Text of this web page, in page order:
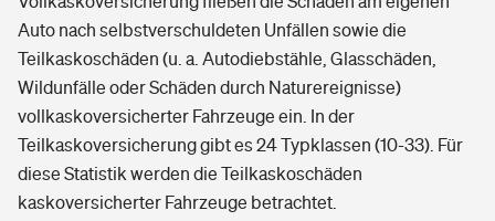
Auto nach selbstverschuldeten Unfällen sowie die
Teilkaskoschäden (u. a. Autodiebstähle, Glasschäden,
Wildunfälle oder Schäden durch Naturereignisse)
vollkaskoversicherter Fahrzeuge ein. In der
Teilkaskoversicherung gibt es 24 Typklassen (10-33). Für
diese Statistik werden die Teilkaskoschäden
kaskoversicherter Fahrzeuge betrachtet.